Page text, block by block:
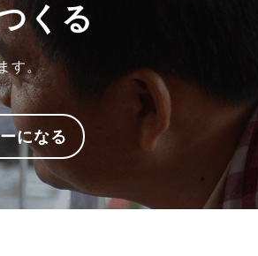
くる
す。
になる